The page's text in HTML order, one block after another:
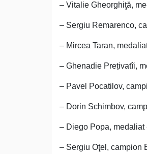
– Vitalie Gheorghiţă,
– Sergiu Remarenco,
– Mircea Taran,
– Ghenadie Prețivatîi,
– Pavel Pocatilov,
– Dorin Schimbov,
– Diego Popa,
– Sergiu Oţel, campion